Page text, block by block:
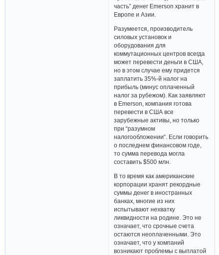
часть” денег Emerson хранит в
Европе и Азии.
Разумеется, производитель
силовых установок и
оборудования для
коммутационных центров всегда
может перевести деньги в США,
но в этом случае ему придется
заплатить 35%-й налог на
прибыль (минус оплаченный
налог за рубежом). Как заявляют
в Emerson, компания готова
перевести в США все
зарубежные активы, но только
при “разумном
налогообложении“. Если говорить
о последнем финансовом годе,
то сумма перевода могла
составить $500 млн.
В то время как американские
корпорации хранят рекордные
суммы денег в иностранных
банках, многие из них
испытывают нехватку
ликвидности на родине. Это не
означает, что срочные счета
остаются неоплаченными. Это
означает, что у компаний
возникают проблемы с выплатой